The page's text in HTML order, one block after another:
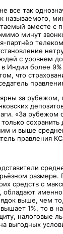
все так
называемого,
вместе с
минут
партнёр
с уровнем
Индии более
что
за рубежом,
«За рубежом
и выше
правления
размере.
средств с
выше, чем
1%, то в
налоговые
выгодных